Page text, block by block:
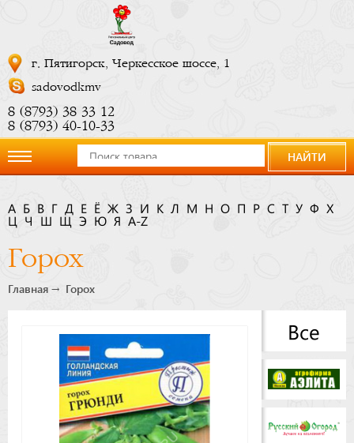
г. Пятигорск, Черкесское шоссе, 1
sadovodkmv
8 (8793) 38 33 12
8 (8793) 40-10-33
компании
Новости
сейчас
Бренды
Доставка
НАЙТИ
А Б В Г Д Е Ё Ж З И К Л М Н О П Р С Т У Ф
Х
Ч Э Ю Я A-Z
Горох
Главная Горох
Все